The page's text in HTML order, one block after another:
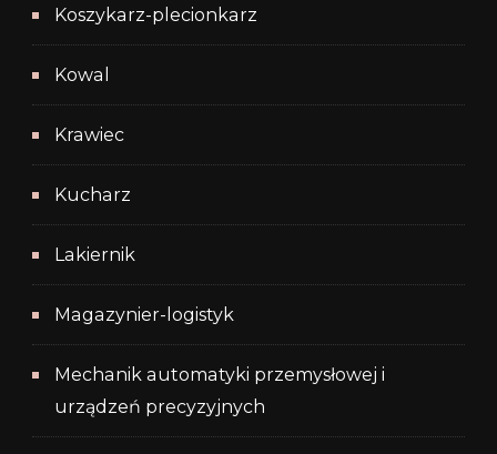
Koszykarz-plecionkarz
Kowal
Krawiec
Kucharz
Lakiernik
Magazynier-logistyk
Mechanik automatyki przemysłowej i
urządzeń precyzyjnych